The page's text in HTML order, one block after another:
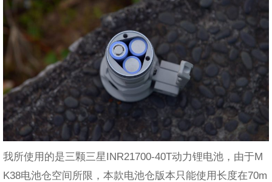
我所使用的是三颗三星INR21700-40T动力锂电池，由于M
K38电池仓空间所限，本款电池仓版本只能使用长度在70m